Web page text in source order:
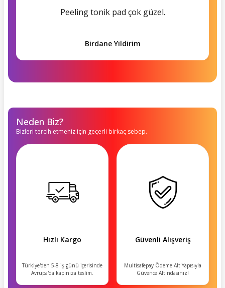
Peeling tonik pad çok güzel.
Birdane Yildirim
Neden Biz?
Bizleri tercih etmeniz için geçerli birkaç sebep.
Hızlı Kargo
Türkiye'den 5-8 iş günü içerisinde
Avrupa'da kapınıza teslim.
Güvenli Alışveriş
Multisafepay Ödeme Alt Yapısıyla
Güvence Altındasınız!